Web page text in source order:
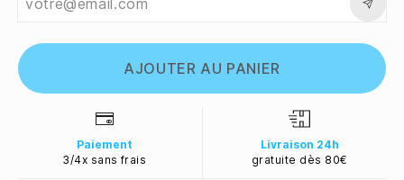
AJOUTER AU PANIER
Paiement
3/4x sans frais
Livraison 24h
gratuite dès 80€